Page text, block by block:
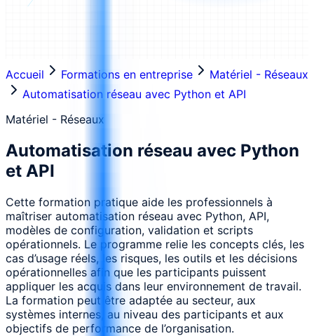
Accueil Formations en entreprise
Matériel - Réseaux
Automatisation réseau avec Python et API
Matériel - Réseaux
Automatisation réseau avec Python
et API
Cette formation pratique aide les professionnels à
maîtriser automatisation réseau avec Python, API,
modèles de configuration, validation et scripts
opérationnels. Le programme relie les concepts clés, les
cas d’usage réels, les risques, les outils et les décisions
opérationnelles afin que les participants puissent
appliquer les acquis dans leur environnement de travail.
La formation peut être adaptée au secteur, aux
systèmes internes, au niveau des participants et aux
objectifs de performance de l’organisation.